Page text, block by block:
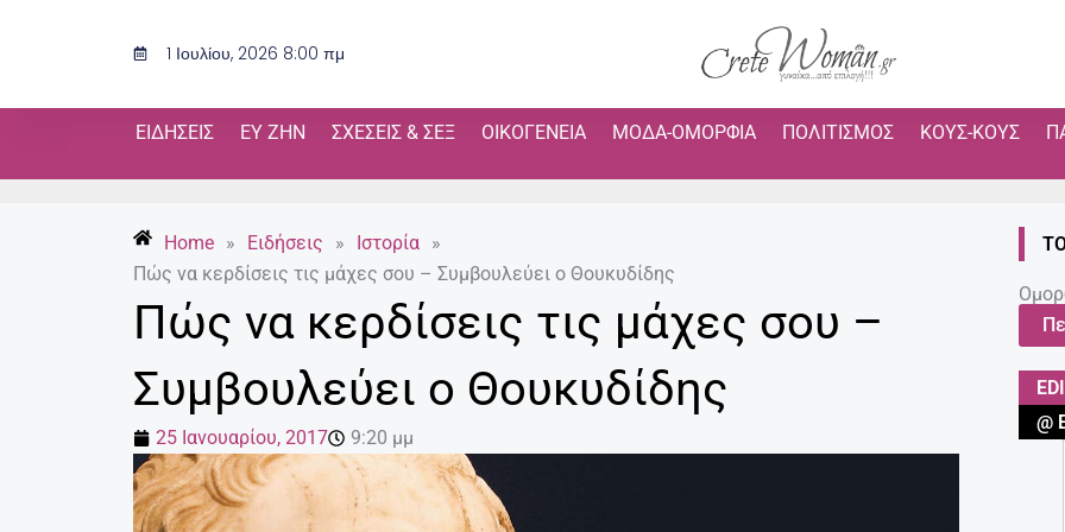
1 Ιουλίου, 2026 8:00 πμ
ΕΙΔΉΣΕΙΣ ΕΥ ΖΗΝ ΣΧΈΣΕΙΣ & ΣΕΞ ΟΙΚΟΓΈΝΕΙΑ ΜΌΔΑ-ΟΜΟΡΦΙΆ ΠΟΛΙΤΙΣΜΌΣ ΚΟΥΣ-ΚΟΥΣ
Home » Ειδήσεις » Ιστορία »
Πώς να κερδίσεις τις μάχες σου – Συμβουλεύει ο Θουκυδίδης
Πώς να κερδίσεις τις μάχες σου –
Συμβουλεύει ο Θουκυδίδης
25 Ιανουαρίου, 2017 9:20 μμ
@